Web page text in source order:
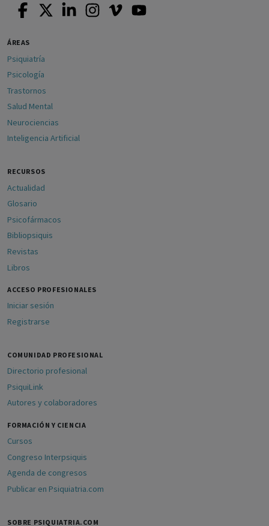
ÁREAS
Psiquiatría
Psicología
Trastornos
Salud Mental
Neurociencias
Inteligencia Artificial
RECURSOS
Actualidad
Glosario
Psicofármacos
Bibliopsiquis
Revistas
Libros
ACCESO PROFESIONALES
Iniciar sesión
Registrarse
COMUNIDAD PROFESIONAL
Directorio profesional
PsiquiLink
Autores y colaboradores
FORMACIÓN Y CIENCIA
Cursos
Congreso Interpsiquis
Agenda de congresos
Publicar en Psiquiatria.com
SOBRE PSIQUIATRIA.COM